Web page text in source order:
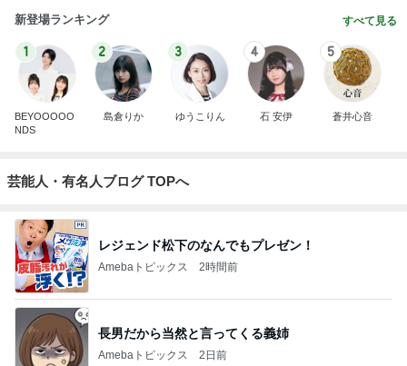
新登場ランキング すべて見る
1
BEYOOOOO
NDS
2
島倉りか
3
ゆうこりん
4
石 安伊
5
蒼井心音
芸能人・有名人ブログ TOPへ
レジェンド松下のなんでもプレゼン！
Amebaトピックス 2時間前
長男だから当然と言ってくる義姉
Amebaトピックス 2日前